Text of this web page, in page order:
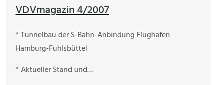
VDVmagazin 4/2007
* Tunnelbau der S-Bahn-Anbindung Flughafen
Hamburg-Fuhlsbüttel
* Aktueller Stand und…